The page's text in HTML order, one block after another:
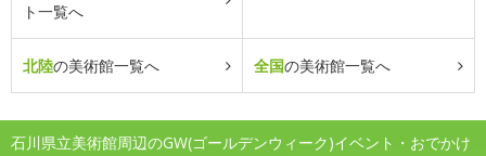
ト一覧へ
北陸の美術館一覧へ 全国の美術館一覧へ
石川県立美術館周辺のGW(ゴールデンウィーク)イベント・おでかけ